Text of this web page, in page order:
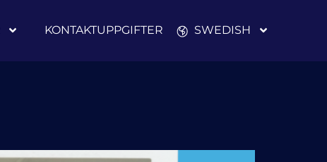
KONTAKTUPPGIFTER SWEDISH